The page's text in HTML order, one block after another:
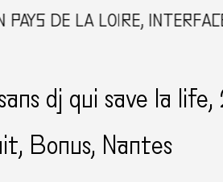
DE LA LOIRE, INTERFACE
dj qui save la life,
Bonus Nantes